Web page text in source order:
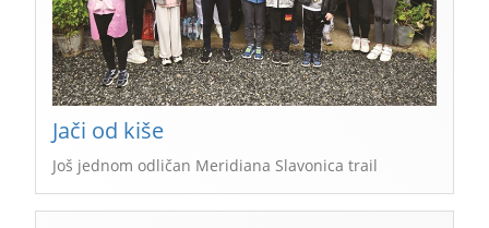
Jači od kiše
Još jednom odličan Meridiana Slavonica trail